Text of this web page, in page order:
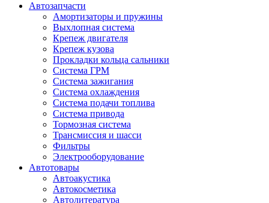
Автозапчасти
Амортизаторы и пружины
Выхлопная система
Крепеж двигателя
Крепеж кузова
Прокладки кольца сальники
Система ГРМ
Система зажигания
Система охлаждения
Система подачи топлива
Система привода
Тормозная система
Трансмиссия и шасси
Фильтры
Электрооборудование
Автотовары
Автоакустика
Автокосметика
Автолитература